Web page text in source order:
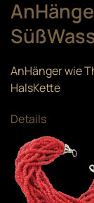
AnHänger wie
HalsKette
Details